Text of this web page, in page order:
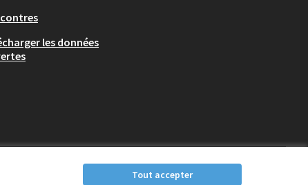
Tout accepter
les données